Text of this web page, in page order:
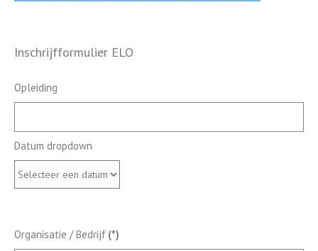
Inschrijfformulier ELO
Opleiding
Datum dropdown
Organisatie / Bedrijf (*)